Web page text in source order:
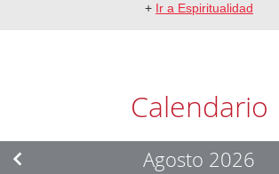
+ Ir a Espiritualidad
Calendario
Agosto 2026